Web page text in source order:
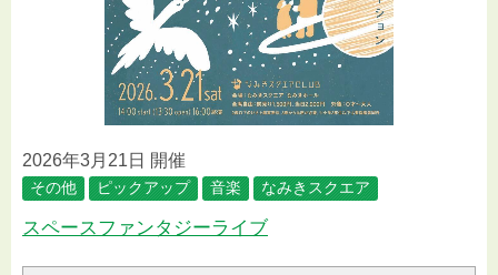
2026年3月21日 開催
その他 ピックアップ 音楽 なみきスクエア
スペースファンタジーライブ